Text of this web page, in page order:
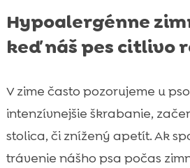
Hypoalergénne
keď náš pes citlivo
V zime často pozorujeme u
intenzívnejšie škrabanie,
stolica, či znížený apetít. Ak
trávenie nášho psa počas